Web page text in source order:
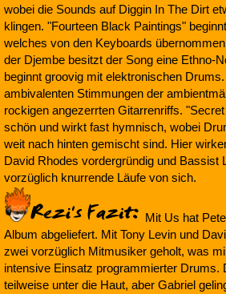
wobei die Sounds auf Diggin In The Dirt
klingen. "Fourteen Black Paintings"
welches von den Keyboards
der Djembe besitzt der Song eine Ethno-
beginnt groovig mit elektronischen
ambivalenten Stimmungen der
rockigen angezerrten Gitarrenriffs.
schön und wirkt fast hymnisch, wobei
weit nach hinten gemischt sind. Hier
David Rhodes vordergründig und Bassist
vorzüglich knurrende Läufe von sich.
Mit Us hat
Album abgeliefert. Mit Tony Levin und
zwei vorzüglich Mitmusiker geholt, was
intensive Einsatz programmierter Drums.
teilweise unter die Haut, aber Gabriel